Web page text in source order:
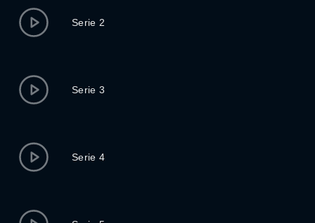
Serie 2
Serie 3
Serie 4